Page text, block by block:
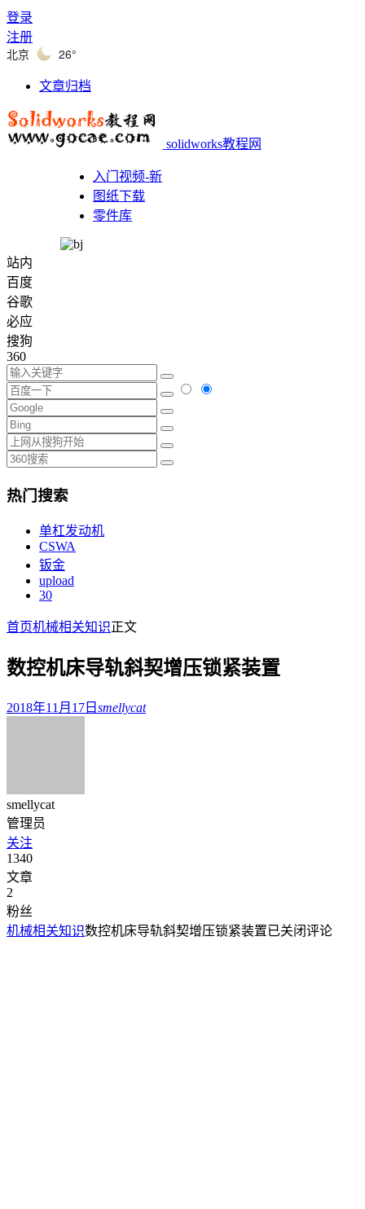
登录
注册
北京 26°
文章归档
solidworks教程网
入门视频-新
图纸下载
零件库
站内
百度
谷歌
必应
搜狗
360
热门搜索
单杠发动机
CSWA
钣金
upload
30
首页机械相关知识正文
数控机床导轨斜契增压锁紧装置
2018年11月17日 smellycat
smellycat
管理员
关注
1340
文章
2
粉丝
机械相关知识数控机床导轨斜契增压锁紧装置已关闭评论